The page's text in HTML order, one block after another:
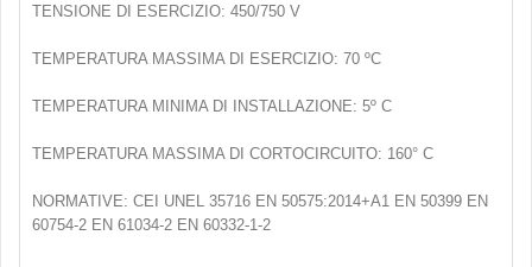
TENSIONE DI ESERCIZIO: 450/750 V
TEMPERATURA MASSIMA DI ESERCIZIO: 70 ºC
TEMPERATURA MINIMA DI INSTALLAZIONE: 5º C
TEMPERATURA MASSIMA DI CORTOCIRCUITO: 160° C
NORMATIVE: CEI UNEL 35716 EN 50575:2014+A1 EN 50399 EN
60754-2 EN 61034-2 EN 60332-1-2